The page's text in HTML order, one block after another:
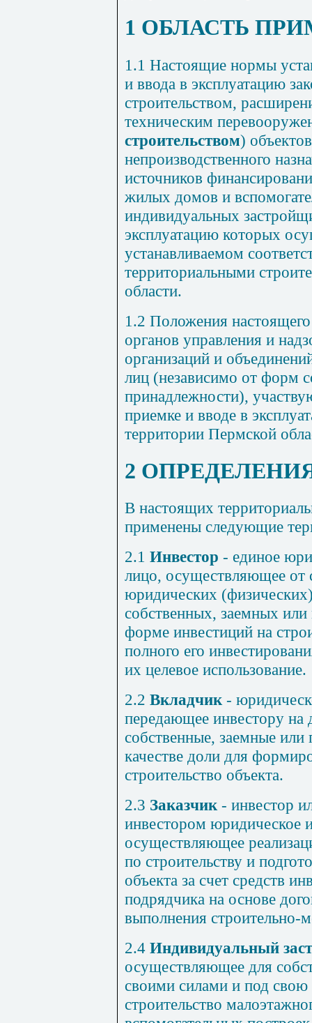
1 ОБЛАСТЬ
1.1 Настоящие нормы
и ввода в эксплуатацию
строительством,
техническим
строительством)
непроизводственного
источников
жилых домов и
индивидуальных
эксплуатацию которых
устанавливаемом
территориальными
области.
1.2 Положения
органов управления и
организаций и
лиц (независимо от форм
принадлежности),
приемке и вводе в
территории Пермской
2
В настоящих
применены следующие
2.1 Инвестор - единое
лицо, осуществляющее от
юридических
собственных, заемных
форме инвестиций на
полного его
их целевое использование.
2.2 Вкладчик-
передающее инвестору на
собственные, заемные или
качестве доли для
строительство объекта.
2.3 Заказчик- инвестор
инвестором юридическое
осуществляющее
по строительству и
объекта за счет средств
подрядчика на основе
выполнения строительно-
2.4 Индивидуальный
осуществляющее для
своими силами и под свою
строительство